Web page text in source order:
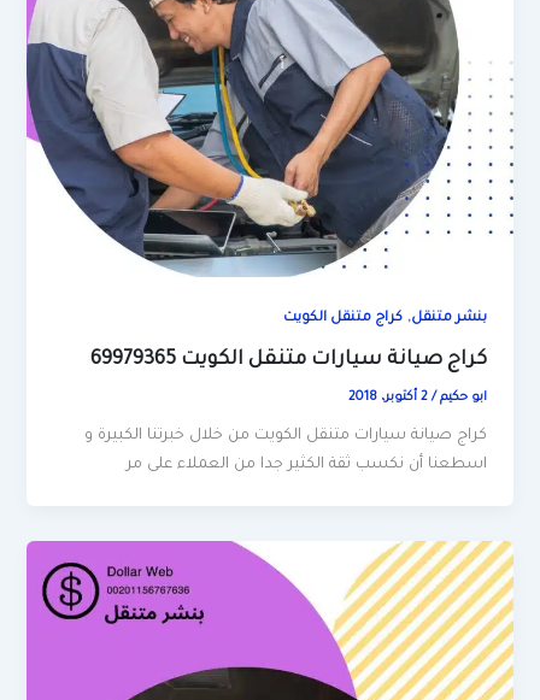
بنشر متنقل,كراج متنقل الكويت
كراج صيانة سيارات متنقل الكويت 69979365
ابو حكيم/2 أكتوبر، 2018
كراج صيانة سيارات متنقل الكويت من خلال خبرتنا الكبيرة و
اسطعنا أن نكسب ثقة الكثير جدا من العملاء على مر